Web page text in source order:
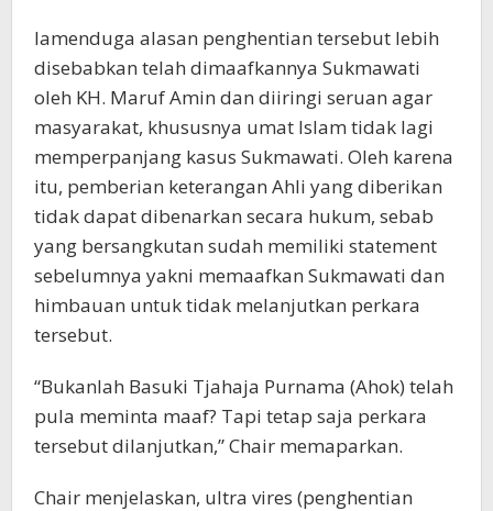
Iamenduga alasan penghentian tersebut lebih
disebabkan telah dimaafkannya Sukmawati
oleh KH. Maruf Amin dan diiringi seruan agar
masyarakat, khususnya umat Islam tidak lagi
memperpanjang kasus Sukmawati. Oleh karena
itu, pemberian keterangan Ahli yang diberikan
tidak dapat dibenarkan secara hukum, sebab
yang bersangkutan sudah memiliki statement
sebelumnya yakni memaafkan Sukmawati dan
himbauan untuk tidak melanjutkan perkara
tersebut.
“Bukanlah Basuki Tjahaja Purnama (Ahok) telah
pula meminta maaf? Tapi tetap saja perkara
tersebut dilanjutkan,” Chair memaparkan.
Chair menjelaskan, ultra vires (penghentian